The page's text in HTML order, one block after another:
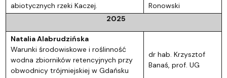
abiotycznych rzeki Kaczej.
Ronowski
2025
Natalia Alabrudzińska
Warunki środowiskowe i roślinność
wodna zbiorników retencyjnych przy
obwodnicy trójmiejskiej w Gdańsku
dr hab. Krzysztof
Banaś, prof. UG